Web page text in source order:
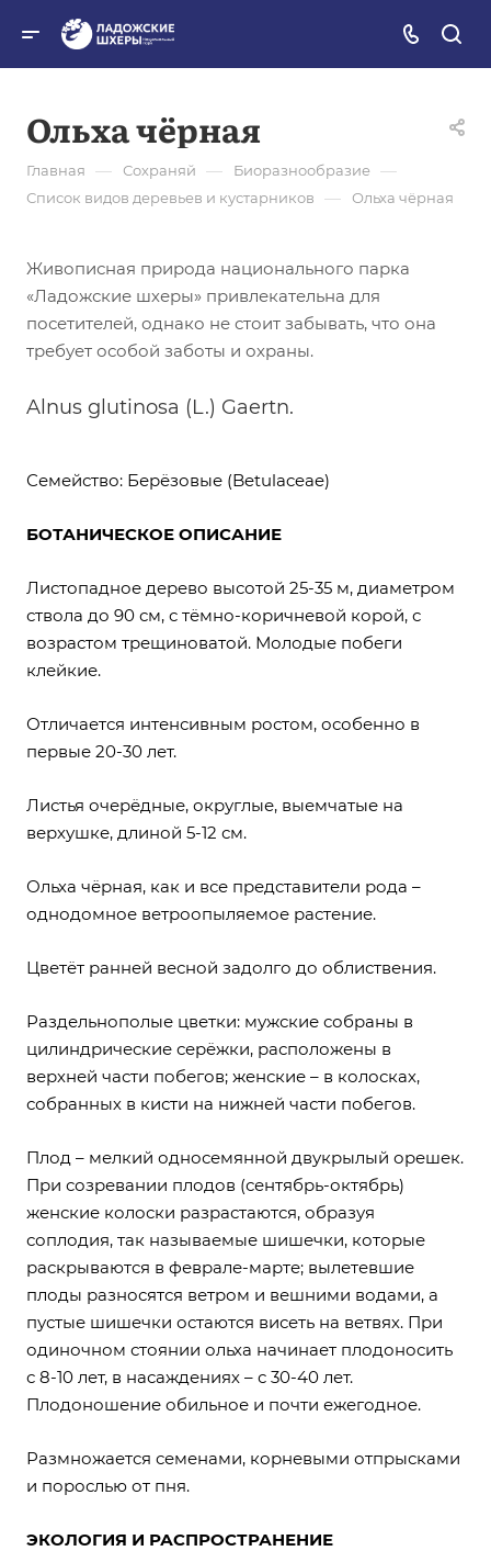
Ольха чёрная
Главная — Сохраняй — Биоразнообразие —
Список видов деревьев и кустарников — Ольха чёрная
Живописная природа национального парка
«Ладожские шхеры» привлекательна для
посетителей, однако не стоит забывать, что она
требует особой заботы и охраны.
Alnus glutinosa (L.) Gaertn.
Семейство: Берёзовые (Betulaceae)
БОТАНИЧЕСКОЕ ОПИСАНИЕ
Листопадное дерево высотой 25-35 м, диаметром
ствола до 90 см, с тёмно-коричневой корой, с
возрастом трещиноватой. Молодые побеги
клейкие.
Отличается интенсивным ростом, особенно в
первые 20-30 лет.
Листья очерёдные, округлые, выемчатые на
верхушке, длиной 5-12 см.
Ольха чёрная, как и все представители рода –
однодомное ветроопыляемое растение.
Цветёт ранней весной задолго до облиствения.
Раздельнополые цветки: мужские собраны в
цилиндрические серёжки, расположены в
верхней части побегов; женские – в колосках,
собранных в кисти на нижней части побегов.
Плод – мелкий односемянной двукрылый орешек.
При созревании плодов (сентябрь-октябрь)
женские колоски разрастаются, образуя
соплодия, так называемые шишечки, которые
раскрываются в феврале-марте; вылетевшие
плоды разносятся ветром и вешними водами, а
пустые шишечки остаются висеть на ветвях. При
одиночном стоянии ольха начинает плодоносить
с 8-10 лет, в насаждениях – с 30-40 лет.
Плодоношение обильное и почти ежегодное.
Размножается семенами, корневыми отпрысками
и порослью от пня.
ЭКОЛОГИЯ И РАСПРОСТРАНЕНИЕ